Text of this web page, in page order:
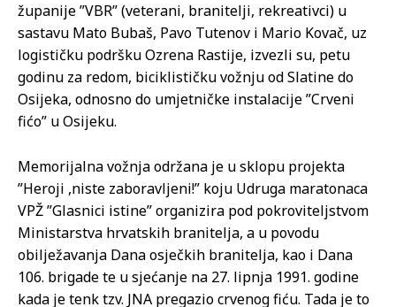
županije ”VBR” (veterani, branitelji, rekreativci) u
sastavu Mato Bubaš, Pavo Tutenov i Mario Kovač, uz
logističku podršku Ozrena Rastije, izvezli su, petu
godinu za redom, biciklističku vožnju od Slatine do
Osijeka, odnosno do umjetničke instalacije ”Crveni
fićo” u Osijeku.
Memorijalna vožnja održana je u sklopu projekta
”Heroji ,niste zaboravljeni!” koju Udruga maratonaca
VPŽ ”Glasnici istine” organizira pod pokroviteljstvom
Ministarstva hrvatskih branitelja, a u povodu
obilježavanja Dana osječkih branitelja, kao i Dana
106. brigade te u sjećanje na 27. lipnja 1991. godine
kada je tenk tzv. JNA pregazio crvenog fiću. Tada je to